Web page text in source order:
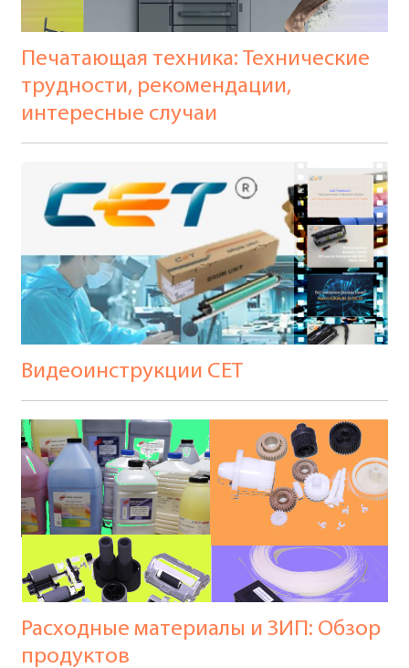
Печатающая техника: Технические
трудности, рекомендации,
интересные случаи
Видеоинструкции CET
Расходные материалы и ЗИП: Обзор
продуктов